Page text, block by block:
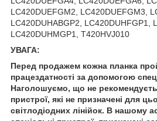
LC420DUEFGM2, LC420DUEFGM3,
LC420DUHABGP2, LC420DUHFGP1,
LC420DUHMGP1, T420HVJ010
УВАГА:
Перед продажем кожна планка
працездатності за допомогою
Наголошуємо, що не
пристрої, які не призначені для
світлодіодних лінійок. В нашому